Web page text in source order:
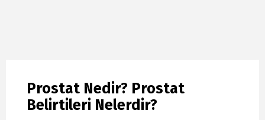
Prostat Nedir? Prostat
Belirtileri Nelerdir?